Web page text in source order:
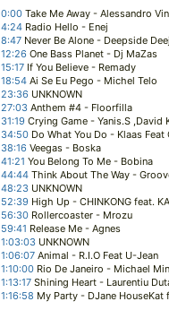
0:00 Take Me Away - Alessandro
4:24 Radio Hello - Enej
8:47 Never Be Alone - Deepside
12:26 One Bass Planet - Dj MaZas
15:17 If You Believe - Remady
18:54 Ai Se Eu Pego - Michel Telo
23:36 UNKNOWN
27:03 Anthem #4 - Floorfilla
31:19 Crying Game - Yanis.S ,David
34:50 Do What You Do - Klaas Feat
38:16 Veegas - Boska
41:21 You Belong To Me - Bobina
44:44 Think About The Way -
48:23 UNKNOWN
52:39 High Up - CHINKONG feat.
56:30 Rollercoaster - Mrozu
59:41 Release Me - Agnes
1:03:03 UNKNOWN
1:06:07 Animal - R.I.O Feat U-Jean
1:10:00 Rio De Janeiro - Michael
1:13:17 Shining Heart - Laurentiu
1:16:58 My Party - DJane HouseKat